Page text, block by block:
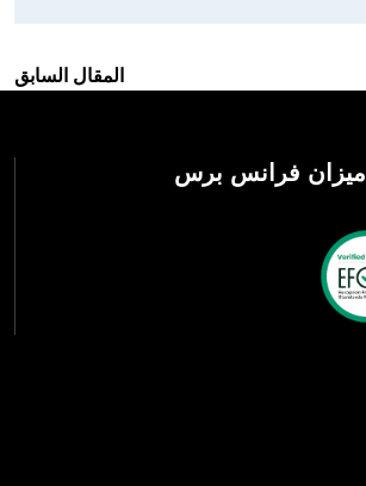
المقال السابق
فرانس برس